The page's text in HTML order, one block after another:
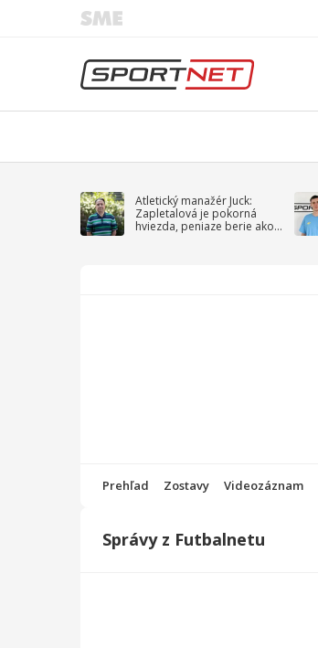
Atletický manažér Juck:
Zapletalová je pokorná
hviezda, peniaze berie ako
Prehľad Zostavy Videozáznam
Správy z Futbalnetu